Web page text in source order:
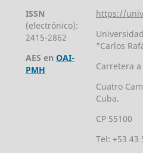
ISSN
(electrónico):
2415-2862
AES en OAI-
PMH
https://
"Carlos
Carretera
Cuatro
Cuba.
CP 55100
Tel: +53 43